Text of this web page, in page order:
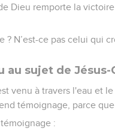
Dieu remporte la
? N’est-ce pas celui qui
au sujet de Jésus-
venu à travers l'eau et
témoignage, parce
: